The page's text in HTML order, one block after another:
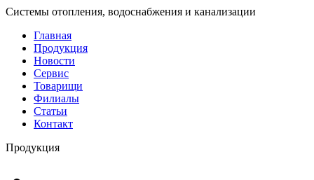
Системы отопления, водоснабжения и канализации
Главная
Продукция
Новости
Сервис
Товарищи
Филиалы
Статьи
Контакт
Продукция